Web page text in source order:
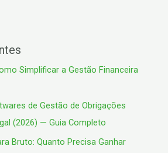
Simplificar a Gestão Financeira
de Gestão de Obrigações
(2026) — Guia Completo
Bruto: Quanto Precisa Ganhar